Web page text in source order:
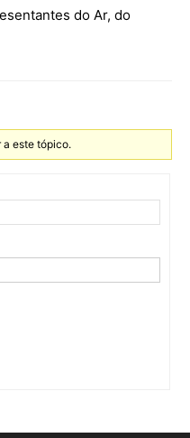
do Ar, do
a este tópico.